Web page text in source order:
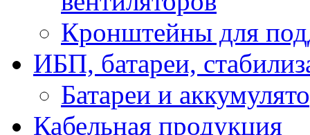
Кронштейны для
ИБП, батареи,
Батареи и
Кабельная продукция